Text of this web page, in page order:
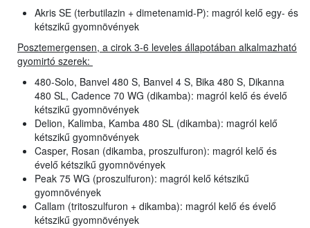
Akris SE (terbutilazin + dimetenamid-P): magról kelő egy- és
kétszikű gyomnövények
Posztemergensen, a cirok 3-6 leveles állapotában alkalmazható
gyomirtó szerek:
480-Solo, Banvel 480 S, Banvel 4 S, Bika 480 S, Dikanna
480 SL, Cadence 70 WG (dikamba): magról kelő és évelő
kétszikű gyomnövények
Delion, Kalimba, Kamba 480 SL (dikamba): magról kelő
kétszikű gyomnövények
Casper, Rosan (dikamba, proszulfuron): magról kelő és
évelő kétszikű gyomnövények
Peak 75 WG (proszulfuron): magról kelő kétszikű
gyomnövények
Callam (tritoszulfuron + dikamba): magról kelő és évelő
kétszikű gyomnövények